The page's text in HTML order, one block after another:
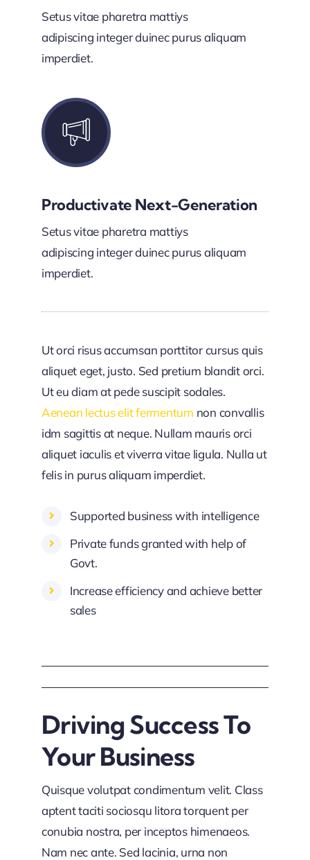
Setus vitae pharetra mattiys
adipiscing integer duinec purus aliquam
imperdiet.
Productivate Next-Generation
Setus vitae pharetra mattiys
adipiscing integer duinec purus aliquam
imperdiet.
Ut orci risus accumsan porttitor cursus quis
aliquet eget, justo. Sed pretium blandit orci.
Ut eu diam at pede suscipit sodales.
Aenean lectus elit fermentum non convallis
idm sagittis at neque. Nullam mauris orci
aliquet iaculis et viverra vitae ligula. Nulla ut
felis in purus aliquam imperdiet.
Supported business with intelligence
Private funds granted with help of
Govt.
Increase efficiency and achieve better
sales
Driving Success To
Your Business
Quisque volutpat condimentum velit. Class
aptent taciti sociosqu litora torquent per
conubia nostra, per inceptos himenaeos.
Nam nec ante. Sed lacinia, urna non